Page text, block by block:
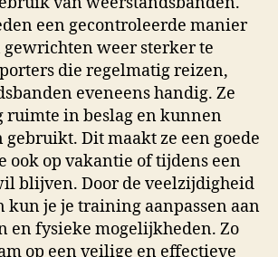
een gecontroleerde manier
gewrichten weer sterker te
die regelmatig reizen,
eveneens handig. Ze
ruimte in beslag en kunnen
Dit maakt ze een goede
ook op vakantie of tijdens een
blijven. Door de veelzijdigheid
kun je je training aanpassen aan
en fysieke mogelijkheden. Zo
op een veilige en effectieve